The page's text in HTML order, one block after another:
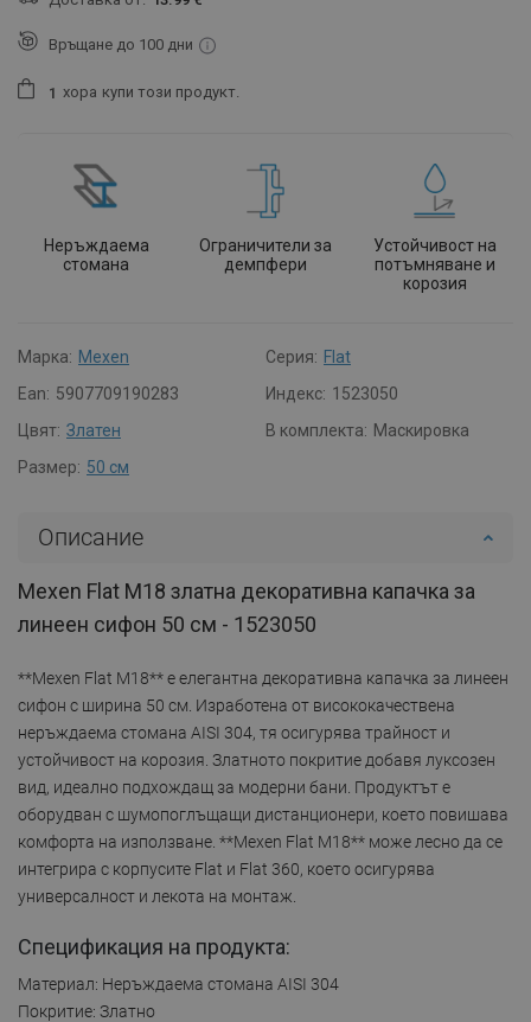
Връщане до 100 дни
1 хора купи този продукт.
Неръждаема
стомана
Ограничители за
демпфери
Устойчивост на
потъмняване и
корозия
Марка: Mexen Серия: Flat
Ean: 5907709190283 Индекс: 1523050
Цвят: Златен В комплекта: Маскировка
Размер: 50 см
Описание
Mexen Flat M18 златна декоративна капачка за
линеен сифон 50 см - 1523050
**Mexen Flat M18** е елегантна декоративна капачка за линеен
сифон с ширина 50 см. Изработена от висококачествена
неръждаема стомана AISI 304, тя осигурява трайност и
устойчивост на корозия. Златното покритие добавя луксозен
вид, идеално подхождащ за модерни бани. Продуктът е
оборудван с шумопоглъщащи дистанционери, което повишава
комфорта на използване. **Mexen Flat M18** може лесно да се
интегрира с корпусите Flat и Flat 360, което осигурява
универсалност и лекота на монтаж.
Спецификация на продукта:
Материал: Неръждаема стомана AISI 304
Покритие: Златно